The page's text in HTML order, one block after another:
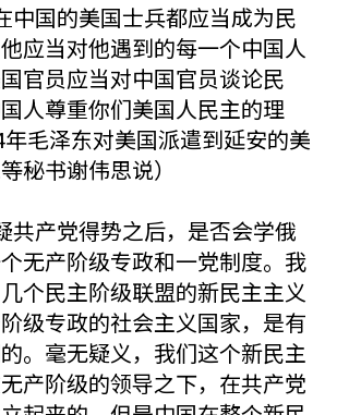
国的美国士兵都应当成为民
应当对他遇到的每一个中国人
官员应当对中国官员谈论民
人尊重你们美国人民主的理
毛泽东对美国派遣到延安的美
秘书谢伟思说）
共产党得势之后，是否会学俄
无产阶级专政和一党制度。我
个民主阶级联盟的新民主主义
级专政的社会主义国家，是有
。毫无疑义，我们这个新民主
产阶级的领导之下，在共产党